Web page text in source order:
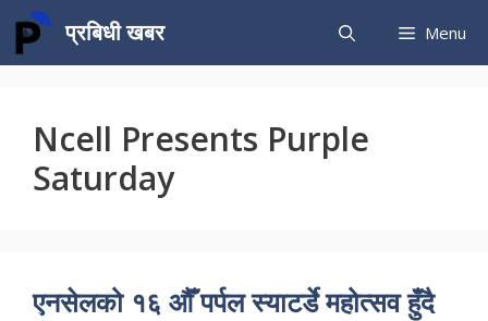
Skip
content
प्रबिधी खबर Menu
Ncell Presents Purple
Saturday
एनसेलको १६ औँ पर्पल स्याटर्डे महोत्सव हुँदै